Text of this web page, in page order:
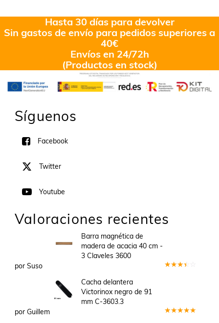
Hasta 30 días para devolver
Sin gastos de envío para pedidos superiores a
40€
Envíos en 24/72h
(Productos en stock)
Síguenos
Facebook
Twitter
Youtube
Valoraciones recientes
Barra magnética de
madera de acacia 40 cm -
3 Claveles 3600
por Suso
Cacha delantera
Victorinox negro de 91
mm C-3603.3
por Guillem